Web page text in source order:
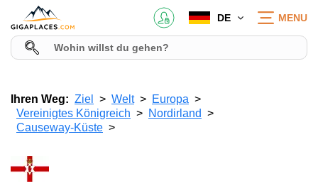
DE MENU
Ihren Weg: Ziel Welt
Europa
Vereinigtes Königreich
Nordirland
Causeway-Küste